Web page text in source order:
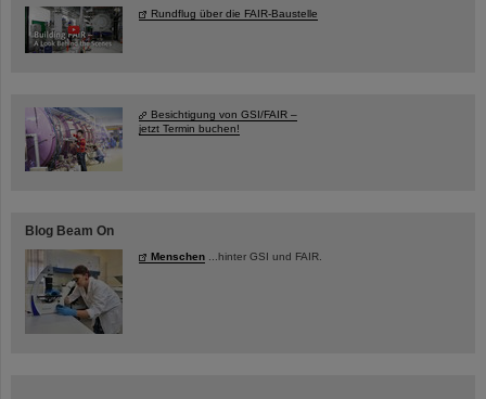
Rundflug über die FAIR-Baustelle
Besichtigung von GSI/FAIR –
jetzt Termin buchen!
Blog Beam On
Menschen ...hinter GSI und FAIR.